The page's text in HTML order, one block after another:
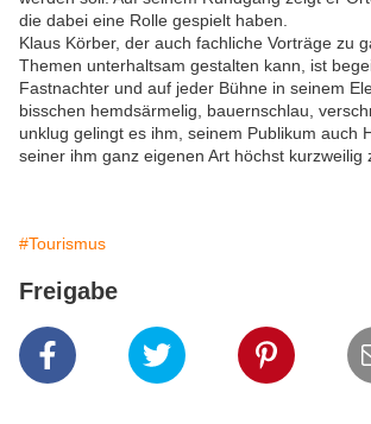
die dabei eine Rolle gespielt haben.
Klaus Körber, der auch fachliche Vorträge zu
Themen unterhaltsam gestalten kann, ist
Fastnachter und auf jeder Bühne in seinem
bisschen hemdsärmelig, bauernschlau,
unklug gelingt es ihm, seinem Publikum auch
seiner ihm ganz eigenen Art höchst kurzweilig
#Tourismus
Freigabe